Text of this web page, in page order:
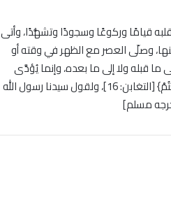
قيامًا وركوعًا وسجودًا وتشهُّدًا، وأتى
وصلّى العصر مع الظهر في وقته أو
قبله ولا إلى ما بعده، وإنما يُؤدَّى
في وقته. وبهذا يكون المُصلّي قد امتثل لقول الله سبحانه: {فَاتَّقُوا اللَّهَ مَا اسْتَطَعْتُمْ} [التغابن: 16]، ولقول سيدنا رسول الله
مسلم]